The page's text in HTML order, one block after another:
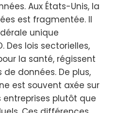
Aux États-Unis, la
est fragmentée. Il
unique
Des lois sectorielles,
la santé, régissent
données. De plus,
est souvent axée sur
plutôt que